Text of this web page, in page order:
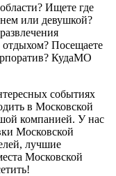
Ищете где
или девушкой?
Посещаете
КудаМО
событиях
в Московской
компанией. У нас
Московской
лучшие
Московской